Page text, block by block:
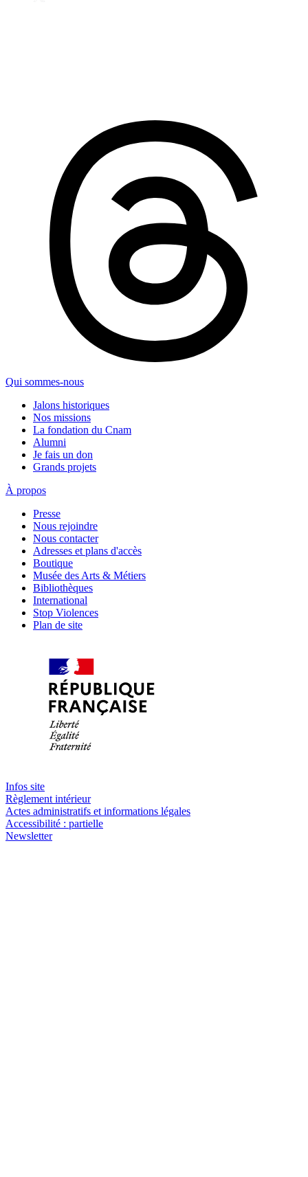
Qui sommes-nous
Jalons historiques
Nos missions
La fondation du Cnam
Alumni
Je fais un don
Grands projets
À propos
Presse
Nous rejoindre
Nous contacter
Adresses et plans d'accès
Boutique
Musée des Arts & Métiers
Bibliothèques
International
Stop Violences
Plan de site
Infos site
Règlement intérieur
Actes administratifs et informations légales
Accessibilité : partielle
Newsletter